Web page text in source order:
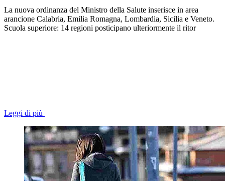
La nuova ordinanza del Ministro della Salute inserisce in area
arancione Calabria, Emilia Romagna, Lombardia, Sicilia e Veneto.
Scuola superiore: 14 regioni posticipano ulteriormente il ritor
Leggi di più